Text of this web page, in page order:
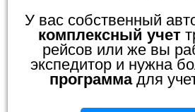
У вас собственный
комплексный учет
рейсов или же вы
экспедитор и нужна
программадля